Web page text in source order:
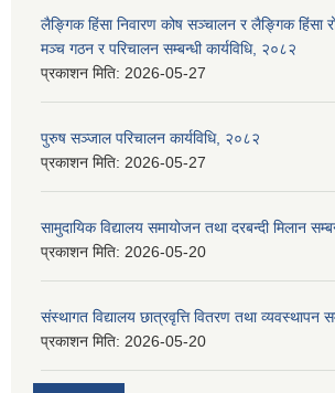
लैङ्गिक हिंसा निवारण कोष सञ्चालन र लैङ्गिक हिंसा
मञ्च गठन र परिचालन सम्बन्धी कार्यविधि, २०८२
प्रकाशन मिति: 2026-05-27
पुरुष सञ्जाल परिचालन कार्यविधि, २०८२
प्रकाशन मिति: 2026-05-27
सामुदायिक विद्यालय समायोजन तथा दरबन्दी मिलान
प्रकाशन मिति: 2026-05-20
संस्थागत विद्यालय छात्रवृत्ति वितरण तथा व्यवस्थापन
प्रकाशन मिति: 2026-05-20